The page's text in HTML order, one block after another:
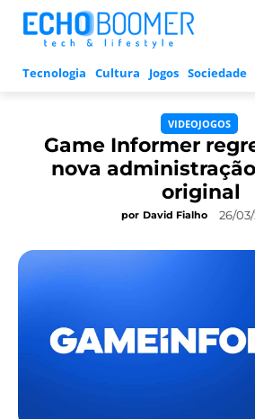
Tecnologia Cultura Jogos Sociedade
VIDEOJOGOS
Game Informer
nova
original
por David Fialho 26/